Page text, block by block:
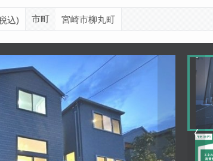
込) 市町 宮崎市柳丸町
次の物件